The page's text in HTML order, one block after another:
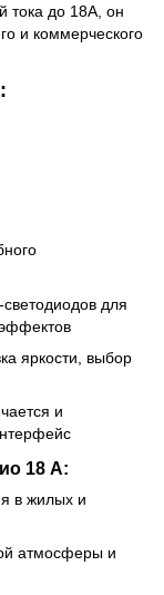
тока до 18А, он
и коммерческого
для
яркости, выбор
и
18 А:
в жилых и
атмосферы и